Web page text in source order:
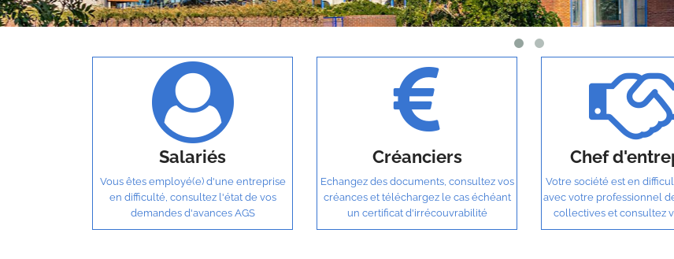
Salariés
Vous êtes employé(e) d'une entreprise
en difficulté, consultez l'état de vos
demandes d'avances AGS
Créanciers
Echangez des documents, consultez vos
créances et téléchargez le cas échéant
un certificat d'irrécouvrabilité
Chef
Votre société est en
avec votre professionnel
collectives et consultez